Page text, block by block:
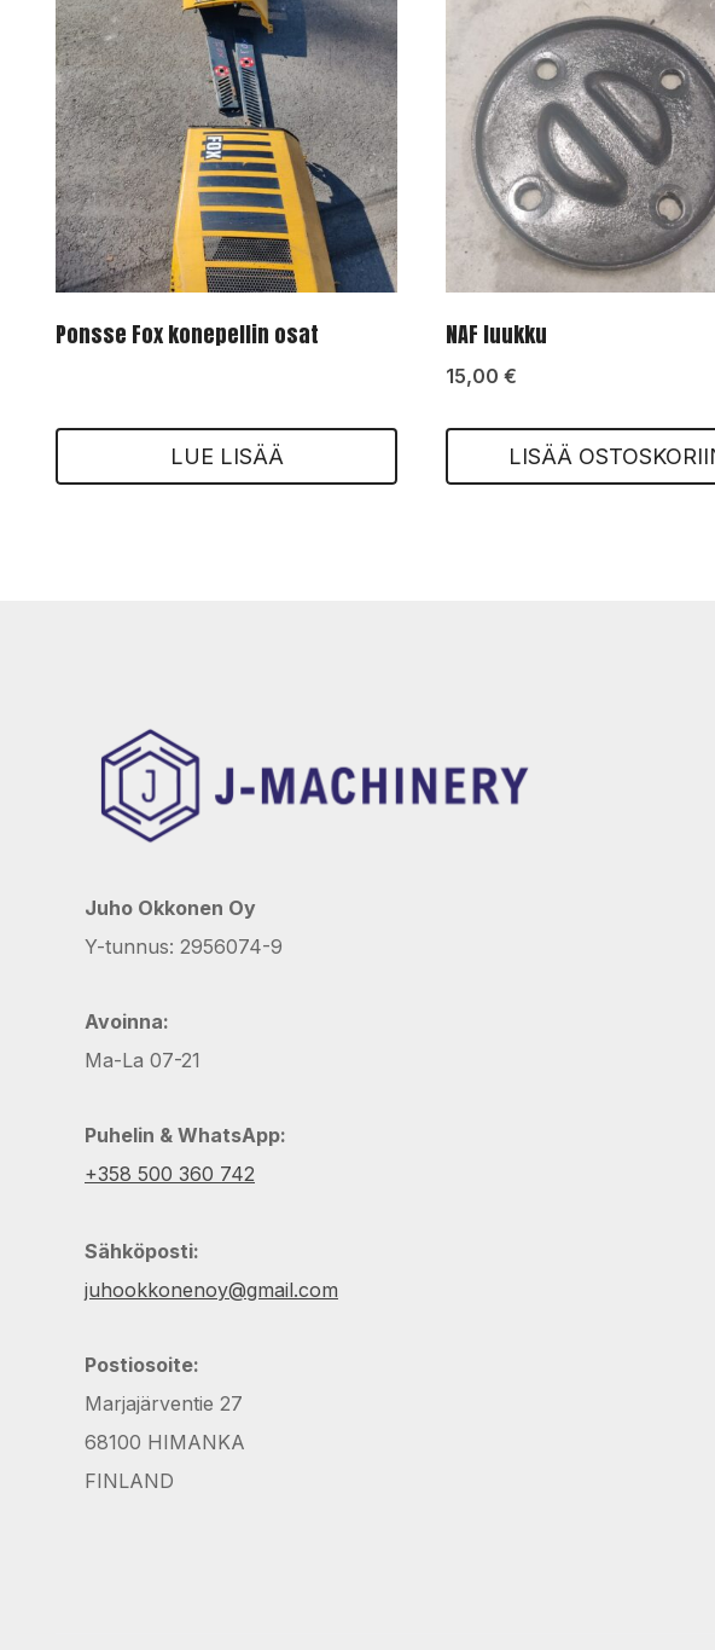
Ponsse Fox konepellin osat
LUE LISÄÄ
NAF luukku
15,00 €
LISÄÄ
Juho Okkonen Oy
Y-tunnus: 2956074-9
Avoinna:
Ma-La 07-21
Puhelin & WhatsApp:
+358 500 360 742
Sähköposti:
juhookkonenoy@gmail.com
Postiosoite:
Marjajärventie 27
68100 HIMANKA
FINLAND